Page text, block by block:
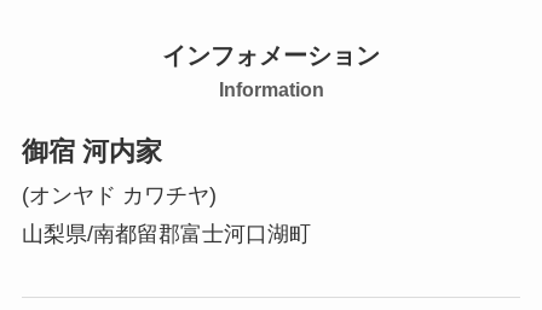
インフォメーション
Information
御宿 河内家
(オンヤド カワチヤ)
山梨県/南都留郡富士河口湖町